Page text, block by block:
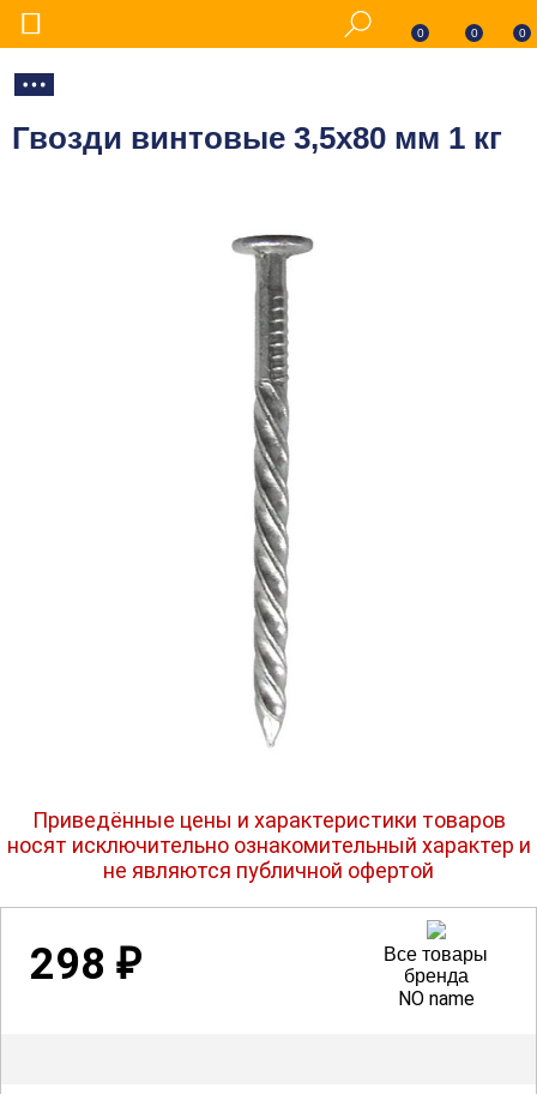
0 0 0
Гвозди винтовые 3,5х80 мм 1 кг
Приведённые цены и характеристики товаров
носят исключительно ознакомительный характер и
не являются публичной офертой
298₽
Все товары
бренда
NO name